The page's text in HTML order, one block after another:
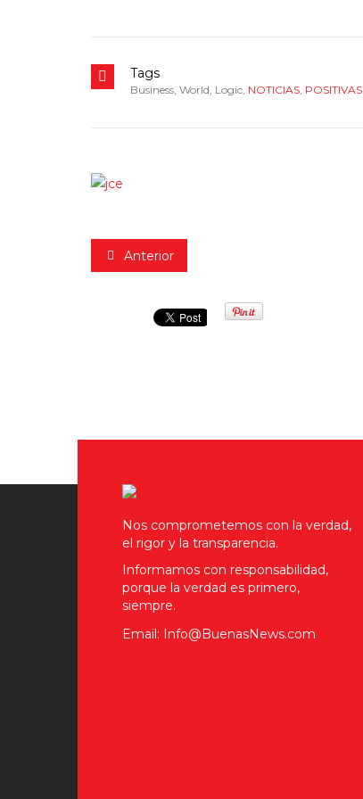
Tags
Business, World, Logic, NOTICIAS, POSITIVAS
Anterior
Nos comprometemos con la verdad,
el rigor y la transparencia.
Informamos con responsabilidad,
porque la verdad es primero,
siempre.
Email: Info@BuenasNews.com